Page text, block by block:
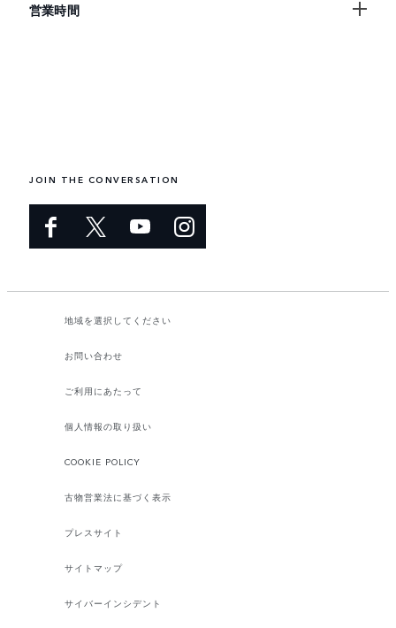
営業時間
JOIN THE CONVERSATION
地域を選択してください​
お問い合わせ
ご利用にあたって
個人情報の取り扱い
COOKIE POLICY
古物営業法に基づく表示
プレスサイト
サイトマップ
サイバーインシデント